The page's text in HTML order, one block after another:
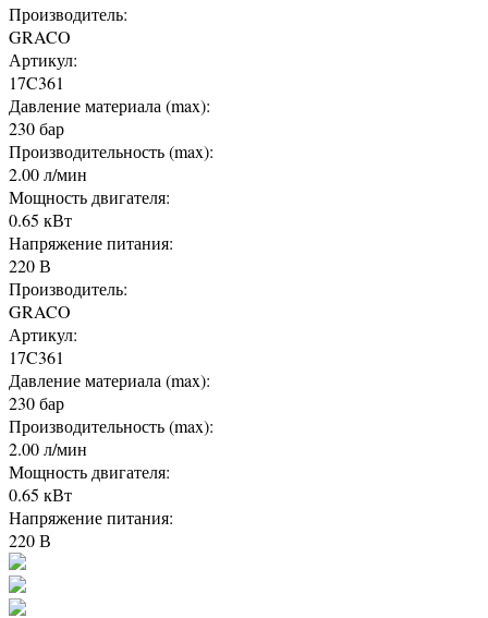
Производитель:
GRACO
Артикул:
17C361
Давление материала (max):
230 бар
Производительность (max):
2.00 л/мин
Мощность двигателя:
0.65 кВт
Напряжение питания:
220 В
Производитель:
GRACO
Артикул:
17C361
Давление материала (max):
230 бар
Производительность (max):
2.00 л/мин
Мощность двигателя:
0.65 кВт
Напряжение питания:
220 В